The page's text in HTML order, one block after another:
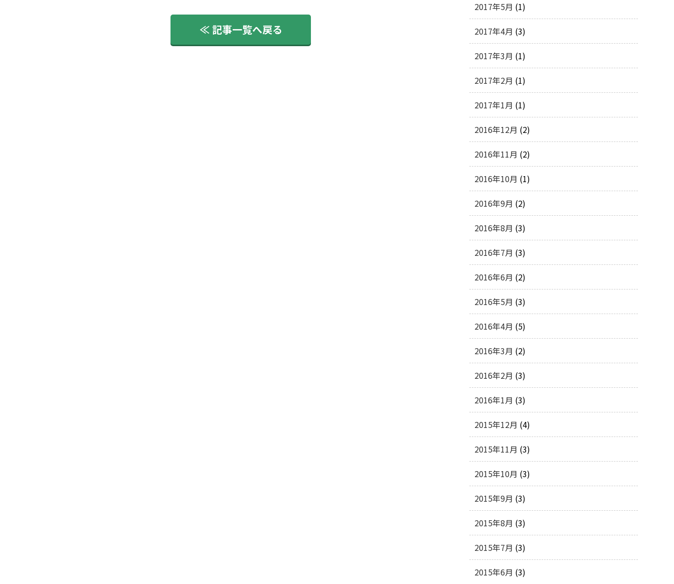
≪ 記事一覧へ戻る
2017年5月 (1)
2017年4月 (3)
2017年3月 (1)
2017年2月 (1)
2017年1月 (1)
2016年12月 (2)
2016年11月 (2)
2016年10月 (1)
2016年9月 (2)
2016年8月 (3)
2016年7月 (3)
2016年6月 (2)
2016年5月 (3)
2016年4月 (5)
2016年3月 (2)
2016年2月 (3)
2016年1月 (3)
2015年12月 (4)
2015年11月 (3)
2015年10月 (3)
2015年9月 (3)
2015年8月 (3)
2015年7月 (3)
2015年6月 (3)